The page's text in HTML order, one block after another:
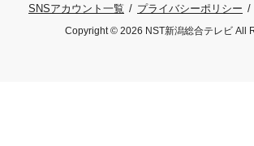
SNSアカウント一覧 プライバシーポリシー
Copyright © 2026 NST新潟総合テレビ All